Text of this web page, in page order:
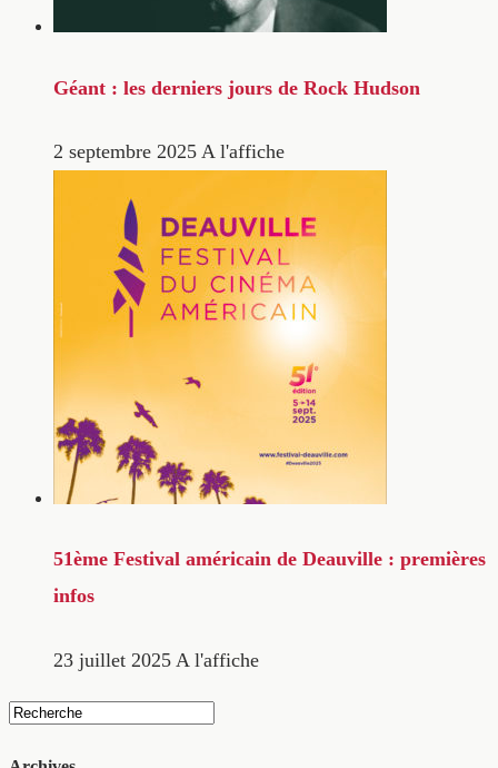
Géant : les derniers jours de Rock Hudson
2 septembre 2025 A l'affiche
51ème Festival américain de Deauville : premières
infos
23 juillet 2025 A l'affiche